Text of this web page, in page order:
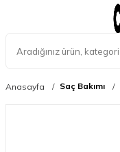
Anasayfa Saç Bakımı